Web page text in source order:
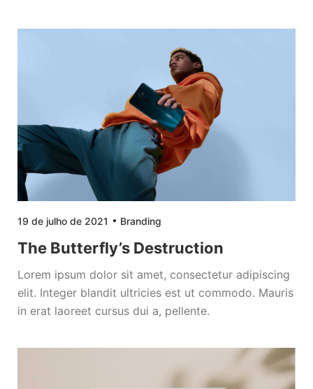
19 de julho de 2021 Branding
The Butterfly’s Destruction
Lorem ipsum dolor sit amet, consectetur adipiscing
elit. Integer blandit ultricies est ut commodo. Mauris
in erat laoreet cursus dui a, pellente.